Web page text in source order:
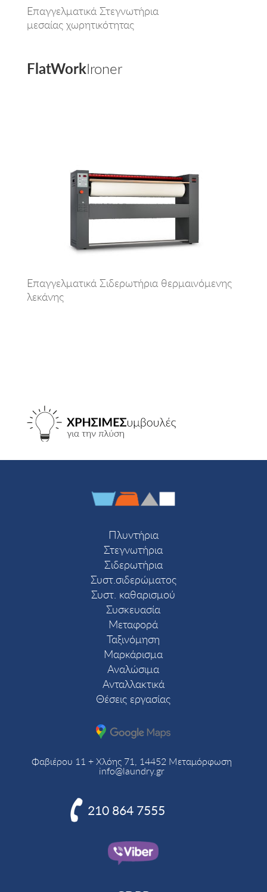
Επαγγελματικά Στεγνωτήρια
μεσαίας χωρητικότητας
FlatWorkIroner
Επαγγελματικά Σιδερωτήρια θερμαινόμενης
λεκάνης
Πλυντήρια
Στεγνωτήρια
Σιδερωτήρια
Συστ.σιδερώματος
Συστ. καθαρισμού
Συσκευασία
Μεταφορά
Ταξινόμηση
Μαρκάρισμα
Αναλώσιμα
Ανταλλακτικά
Θέσεις εργασίας
Φαβιέρου 11 + Χλόης 71, 14452 Μεταμόρφωση
info@laundry.gr
210 864 7555